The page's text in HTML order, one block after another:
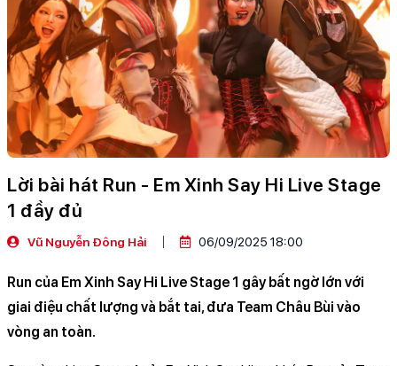
Lời bài hát Run - Em Xinh Say Hi Live Stage
1 đầy đủ
Vũ Nguyễn Đông Hải 06/09/2025 18:00
Run của Em Xinh Say Hi Live Stage 1 gây bất ngờ lớn với
giai điệu chất lượng và bắt tai, đưa Team Châu Bùi vào
vòng an toàn.